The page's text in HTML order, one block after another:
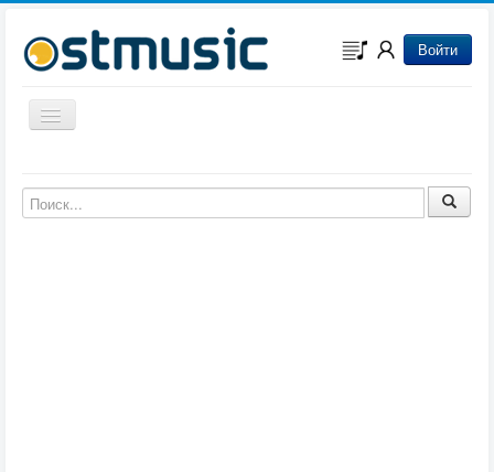
Войти
Включить/выключить навигацию
Музыка из мультфильмов
Музыка из сериалов